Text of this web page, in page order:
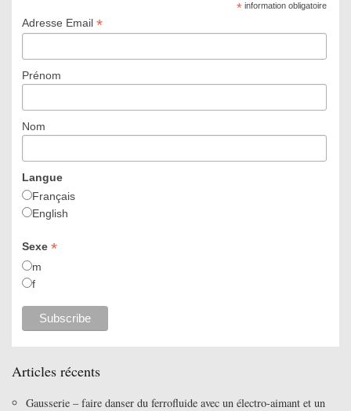
*information obligatoire
Adresse Email *
Prénom
Nom
Langue
Français
English
Sexe *
m
f
Articles récents
Gausserie – faire danser du ferrofluide avec un électro-aimant et un